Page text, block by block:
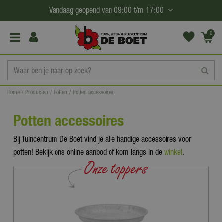
a
Home Producten Potten Potten accessoires
Vandaag geopend van 09:00 t/m 17:00
0
(€0,
Potten accessoires
Bij Tuincentrum De Boet vind je alle handige accessoires voor
potten! Bekijk ons online aanbod of kom langs in de winkel.